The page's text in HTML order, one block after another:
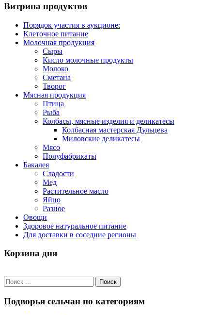
Витрина продуктов
Порядок участия в аукционе:
Клеточное питание
Молочная продукция
Сыры
Кисло молочные продукты
Молоко
Сметана
Творог
Мясная продукция
Птица
Рыба
Колбасы, мясные изделия и деликатесы
Колбасная мастерская Дульцева
Миловские деликатесы
Мясо
Полуфабрикаты
Бакалея
Сладости
Мед
Растительное масло
Яйцо
Разное
Овощи
Здоровое натуральное питание
Для доставки в соседние регионы
Корзина дня
Подворья сельчан по категориям